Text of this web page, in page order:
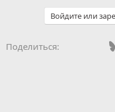
Войдите или
Поделиться: